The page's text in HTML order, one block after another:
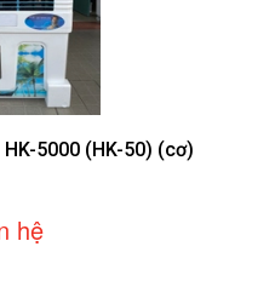
5000 (HK-50) (cơ)
hệ